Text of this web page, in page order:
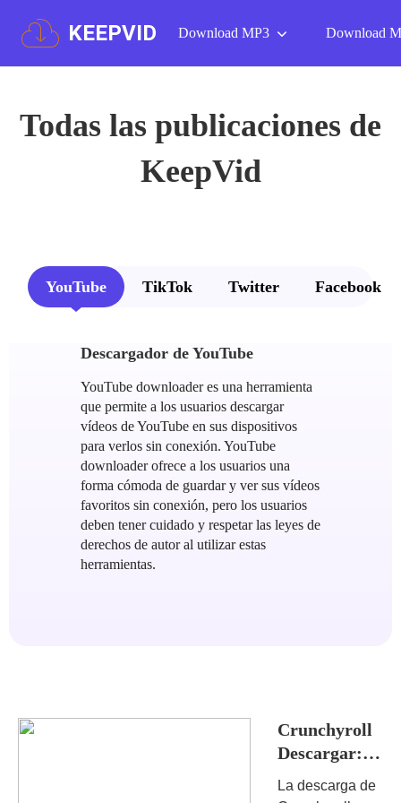
KEEPVID Download MP3 Download
Todas las publicaciones de
KeepVid
YouTube TikTok Twitter Facebook
Descargador de YouTube
YouTube downloader es una herramienta
que permite a los usuarios descargar
vídeos de YouTube en sus dispositivos
para verlos sin conexión. YouTube
downloader ofrece a los usuarios una
forma cómoda de guardar y ver sus vídeos
favoritos sin conexión, pero los usuarios
deben tener cuidado y respetar las leyes de
derechos de autor al utilizar estas
herramientas.
Crunchyroll
Descargar:
La solución
La descarga de